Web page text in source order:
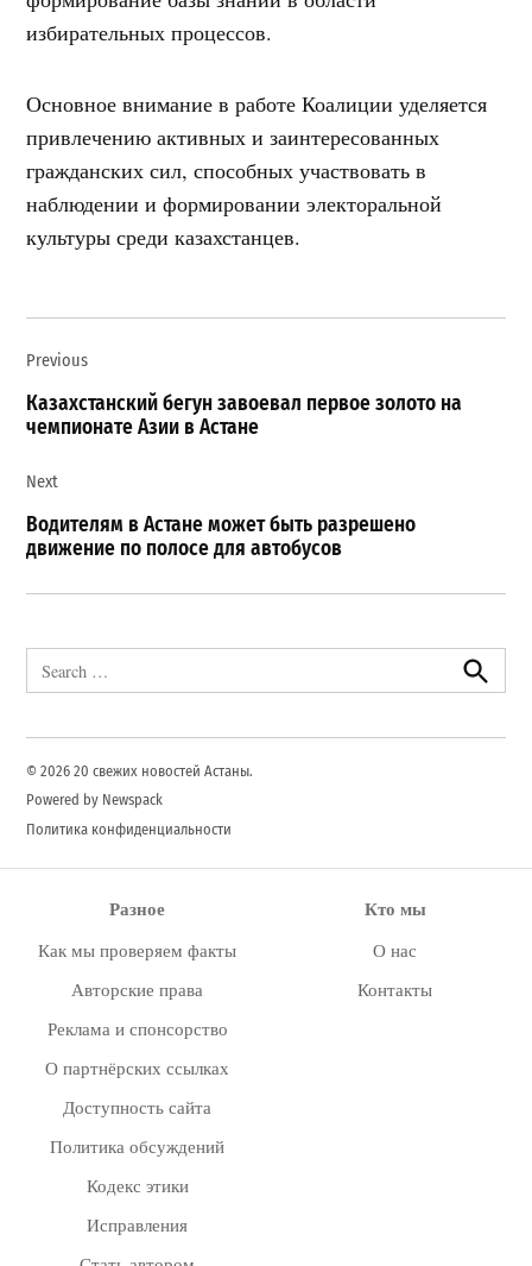
избирательных процессов.
Основное внимание в работе Коалиции уделяется
привлечению активных и заинтересованных
гражданских сил, способных участвовать в
наблюдении и формировании электоральной
культуры среди казахстанцев.
по
записям
Previous
Казахстанский бегун завоевал первое золото на
чемпионате Азии в Астане
Next
Водителям в Астане может быть разрешено
движение по полосе для автобусов
for:
Search
© 2026 20 свежих новостей Астаны.
Powered by Newspack
Политика конфиденциальности
Разное
Как мы проверяем факты
Авторские права
Реклама и спонсорство
О партнёрских ссылках
Доступность сайта
Политика обсуждений
Кодекс этики
Исправления
Кто мы
О нас
Контакты